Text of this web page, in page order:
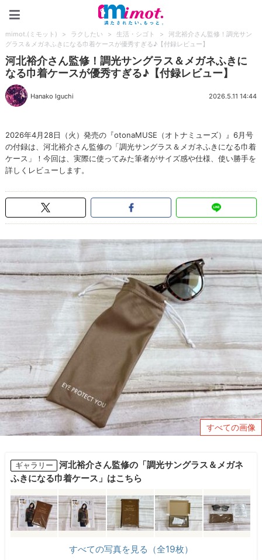
mimot.(ミモット) > ラクしたい > 生活・シゴト >
河北裕介さん監修！調光サン
グラス＆メガネふきになる巾着ケースが優秀すぎる♪【付録レビュー】
河北裕介さん監修！調光サングラス＆メガネふきに
なる巾着ケースが優秀すぎる♪【付録レビュー】
Hanako Iguchi 2026.5.11 14:44
2026年4月28日（火）発売の『otonaMUSE（オトナミューズ）』6月号
の付録は、河北裕介さん監修の「調光サングラス＆メガネふきになる巾着
ケース」！今回は、実際に使ってみた筆者がサイズ感や仕様、使い勝手を
詳しくレビューします。
すべての画像
ギャラリー
河北裕介さん監修の「調光サングラス＆メガネ
ふきになる巾着ケース」はこちら
すべての写真を見る（全19枚）